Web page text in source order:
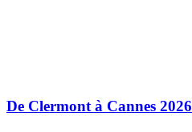
De Clermont à Cannes 2026